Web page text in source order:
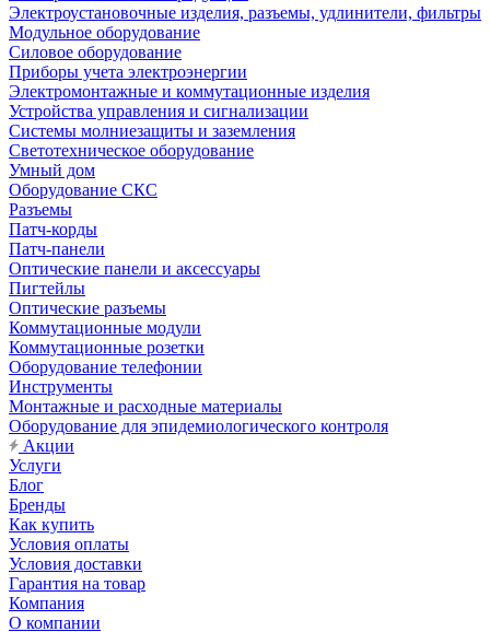
Электроустановочные изделия, разъемы, удлинители, фильтры
Модульное оборудование
Силовое оборудование
Приборы учета электроэнергии
Электромонтажные и коммутационные изделия
Устройства управления и сигнализации
Системы молниезащиты и заземления
Светотехническое оборудование
Умный дом
Оборудование СКС
Разъемы
Патч-корды
Патч-панели
Оптические панели и аксессуары
Пигтейлы
Оптические разъемы
Коммутационные модули
Коммутационные розетки
Оборудование телефонии
Инструменты
Монтажные и расходные материалы
Оборудование для эпидемиологического контроля
Акции
Услуги
Блог
Бренды
Как купить
Условия оплаты
Условия доставки
Гарантия на товар
Компания
О компании